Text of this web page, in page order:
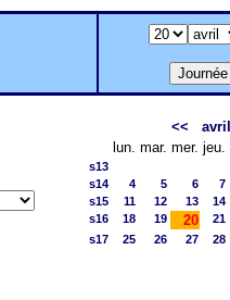
<<
lun. mar. mer. jeu.
s13
s14
4 5 6
7
s15
11 12 13
14
s16
18 19 20
21
s17
25 26 27 28